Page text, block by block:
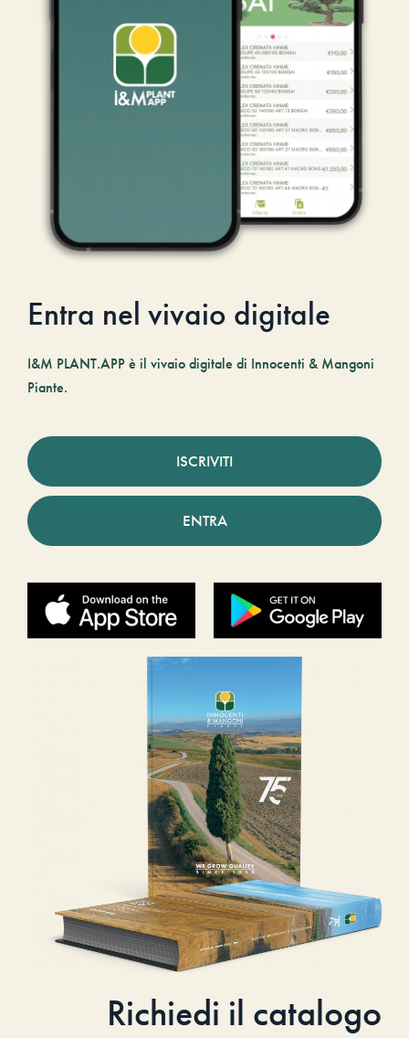
Entra nel vivaio digitale
I&M PLANT.APP è il vivaio digitale di Innocenti & Mangoni
Piante.
ISCRIVITI
ENTRA
Richiedi il catalogo